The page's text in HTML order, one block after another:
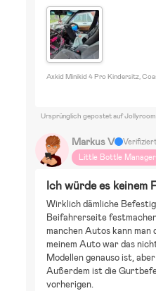
Axkid Minikid 4 Pro Kindersitz,
Ursprünglich gepostet auf
Markus V
Little Bottle Manager
Ich würde es keinem
Wirklich dämliche
Beifahrerseite
manchen Autos kann man
meinem Auto war das
Modellen genauso ist,
Außerdem ist die
vorherigen.